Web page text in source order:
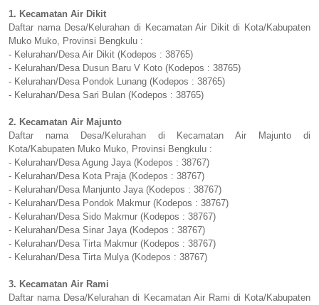
1. Kecamatan Air Dikit
Daftar nama Desa/Kelurahan di Kecamatan Air Dikit di Kota/Kabupaten
Muko Muko, Provinsi Bengkulu :
- Kelurahan/Desa Air Dikit (Kodepos : 38765)
- Kelurahan/Desa Dusun Baru V Koto (Kodepos : 38765)
- Kelurahan/Desa Pondok Lunang (Kodepos : 38765)
- Kelurahan/Desa Sari Bulan (Kodepos : 38765)
2. Kecamatan Air Majunto
Daftar nama Desa/Kelurahan di Kecamatan Air Majunto di
Kota/Kabupaten Muko Muko, Provinsi Bengkulu :
- Kelurahan/Desa Agung Jaya (Kodepos : 38767)
- Kelurahan/Desa Kota Praja (Kodepos : 38767)
- Kelurahan/Desa Manjunto Jaya (Kodepos : 38767)
- Kelurahan/Desa Pondok Makmur (Kodepos : 38767)
- Kelurahan/Desa Sido Makmur (Kodepos : 38767)
- Kelurahan/Desa Sinar Jaya (Kodepos : 38767)
- Kelurahan/Desa Tirta Makmur (Kodepos : 38767)
- Kelurahan/Desa Tirta Mulya (Kodepos : 38767)
3. Kecamatan Air Rami
Daftar nama Desa/Kelurahan di Kecamatan Air Rami di Kota/Kabupaten